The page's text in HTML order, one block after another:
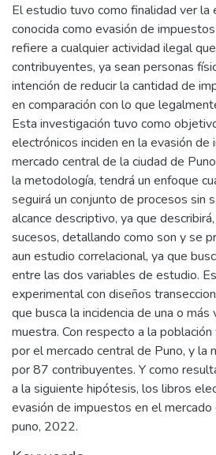
El estudio tuvo como finalidad ver la
conocida como evasión de
refiere a cualquier actividad ilegal
contribuyentes, ya sean personas
intención de reducir la cantidad de
en comparación con lo que
Esta investigación tuvo como
electrónicos inciden en la evasión
mercado central de la ciudad de
la metodología, tendrá un enfoque
seguirá un conjunto de procesos sin
alcance descriptivo, ya que
sucesos, detallando como son y se
aun estudio correlacional, ya que
entre las dos variables de estudio.
experimental con diseños
que busca la incidencia de una o más
muestra. Con respecto a la
por el mercado central de Puno, y la
por 87 contribuyentes. Y como
a la siguiente hipótesis, los libros
evasión de impuestos en el
puno, 2022.